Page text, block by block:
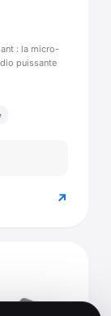
: la micro-
puissante
↗